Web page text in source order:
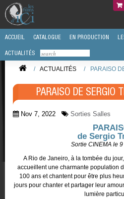
ACCUEIL CATALOGUE EN PRODUCTION
ACTUALITÉS
/ ACTUALITÉS / PARAISO
PARAISO DE SERGIO
Nov 7, 2022 Sorties Salles
de Sergio
Sortie CINEMA le
A Rio de Janeiro, à la tombée du
accueillent une charmante population
100 ans et chantent pour être plus
jours pour chanter et partager leur
lumière